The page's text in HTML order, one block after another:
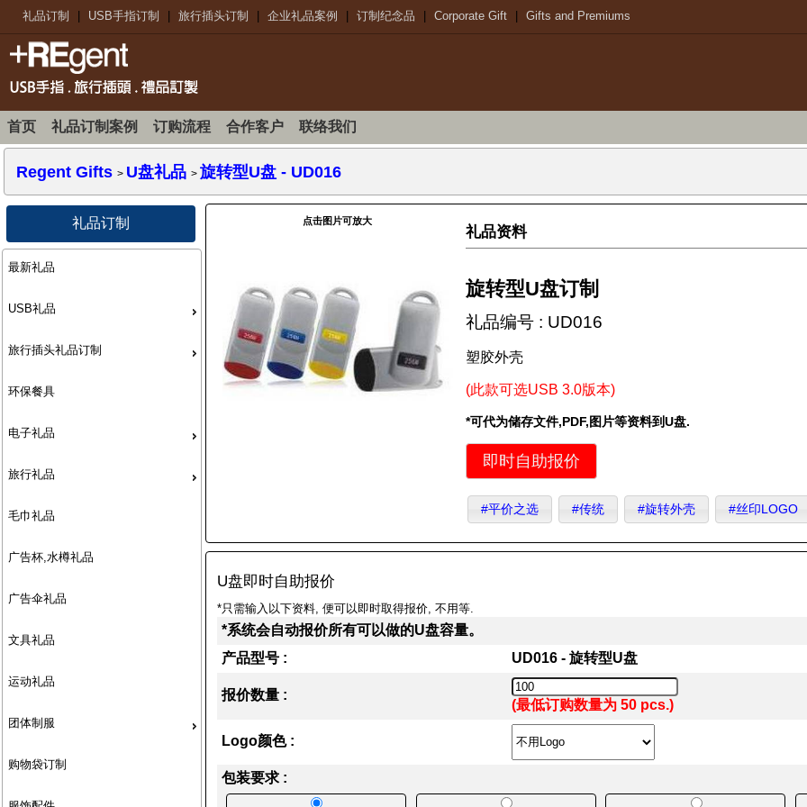
礼品订制 USB手指订制 旅行插头订制 企业礼品案例 订制纪念品 Corporate Gift Gifts and Premiums
首页 礼品订制案例 订购流程 合作客户 联络我们
Regent Gifts > U盘礼品 >旋转型U盘 - UD016
礼品订制
最新礼品
USB礼品
旅行插头礼品订制
环保餐具
电子礼品
旅行礼品
毛巾礼品
广告杯,水樽礼品
广告伞礼品
文具礼品
运动礼品
团体制服
购物袋订制
点击图片可放大
礼品资料
旋转型U盘订制
礼品编号 : UD016
塑胶外壳
(此款可选USB 3.0版本)
*可代为储存文件,PDF,图片等资料到U盘.
即时自助报价
#平价之选 #传统 #旋转外壳 #丝印LOGO
U盘即时自助报价
*只需输入以下资料, 便可以即时取得报价, 不用等.
*系统会自动报价所有可以做的U盘容量。
产品型号 :
UD016 - 旋转型U盘
报价数量 :
(最低订购数量为 50 pcs.)
Logo颜色 :
包装要求 :